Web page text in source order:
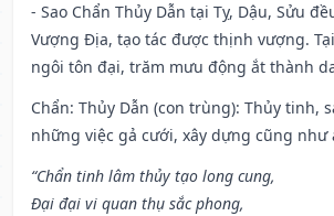
- Sao Chẩn Thủy Dẫn tại Tỵ, Dậu, Sửu
Vượng Địa, tạo tác được thịnh vượng.
ngôi tôn đại, trăm mưu động ắt thành
Chẩn: Thủy Dẫn (con trùng): Thủy tinh,
những việc gả cưới, xây dựng cũng như
“Chẩn tinh lâm thủy tạo long cung,
Đại đại vi quan thụ sắc phong,